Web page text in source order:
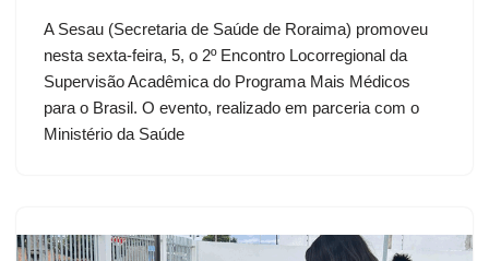
A Sesau (Secretaria de Saúde de Roraima) promoveu
nesta sexta-feira, 5, o 2º Encontro Locorregional da
Supervisão Acadêmica do Programa Mais Médicos
para o Brasil. O evento, realizado em parceria com o
Ministério da Saúde